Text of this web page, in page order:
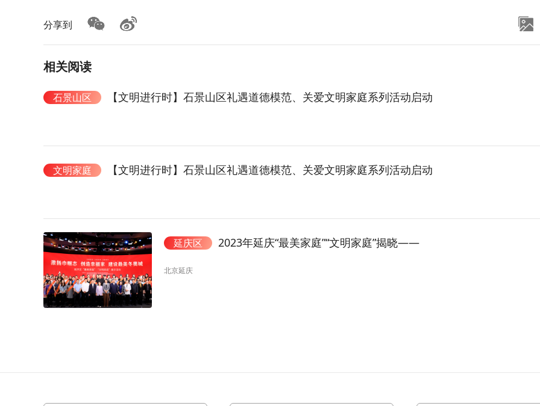
分享到
相关阅读
石景山区 【文明进行时】石景山区礼遇道德模范、关爱文明家庭系列活动启动
文明家庭 【文明进行时】石景山区礼遇道德模范、关爱文明家庭系列活动启动
延庆区 2023年延庆“最美家庭”“文明家庭”揭晓——
北京延庆